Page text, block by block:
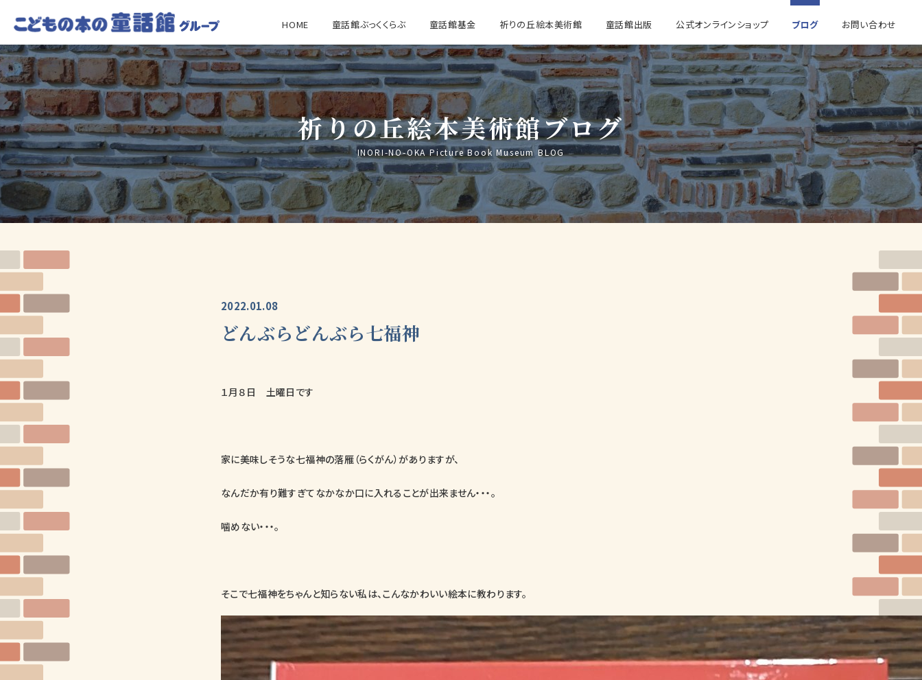
HOME 童話館ぶっくくらぶ 童話館基金 祈りの丘絵本美術館 童話館出版 公式オンラインショップ ブログ お問い合わせ
祈りの丘絵本美術館ブログ
INORI-NO-OKA Picture Book Museum BLOG
2022.01.08
どんぶらどんぶら七福神
１月８日 土曜日です
家に美味しそうな七福神の落雁（らくがん）がありますが、
なんだか有り難すぎてなかなか口に入れることが出来ません・・・。
噛めない・・・。
そこで七福神をちゃんと知らない私は、こんなかわいい絵本に教わります。